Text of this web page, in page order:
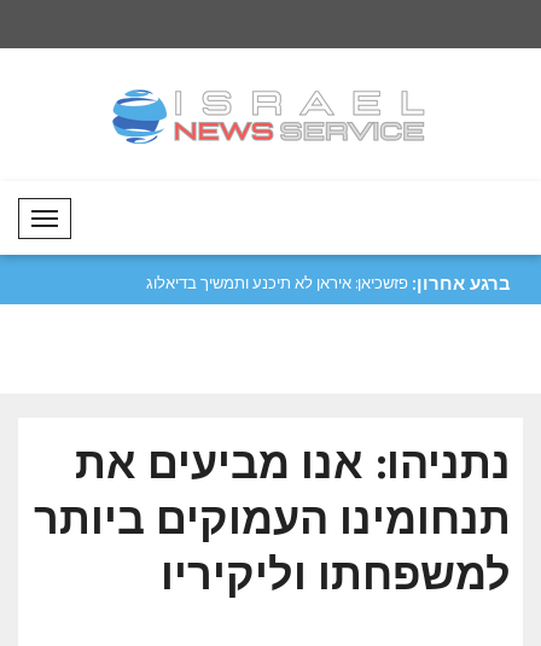
Mobil Menü
ברגע אחרון: ראש ממשלת פקיסטן שריף פרסם הודעת
נתניהו: אנו מביעים את
תנחומינו העמוקים ביותר
למשפחתו וליקיריו